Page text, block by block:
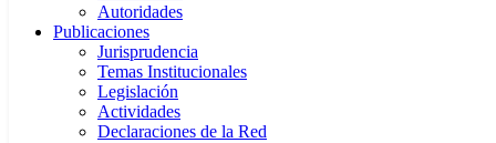
Autoridades
Publicaciones
Jurisprudencia
Temas Institucionales
Legislación
Actividades
Declaraciones de la Red